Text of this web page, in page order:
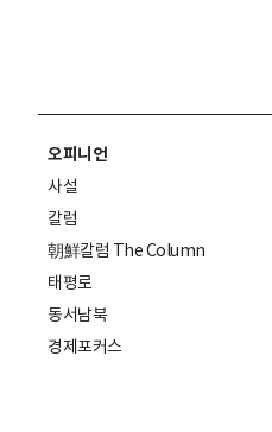
오피니언
사설
칼럼
朝鮮칼럼 The Column
태평로
동서남북
경제포커스